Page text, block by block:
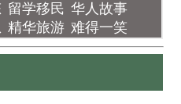
留学移民 华人故事
精华旅游 难得一笑